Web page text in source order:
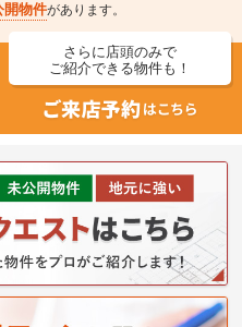
開物件があります。
さらに店頭のみで
ご紹介できる物件も！